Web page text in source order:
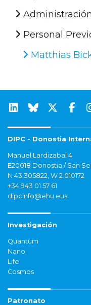
Personal
Matthias
DIPC - Donostia
Manuel Lardizabal 4
E20018 Donostia / San
N 43.305822, W 2.010172
+34 943 01 57 61
dipcinfo@ehu.eus
Investigación
Quantum
Nano
Life
Cosmos
Patronato